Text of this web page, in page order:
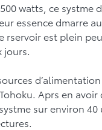
watts, ce
essence dmarre
rservoir est plein
jours.
Aprs en
sur environ